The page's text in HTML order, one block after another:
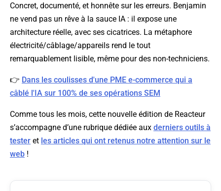
Concret, documenté, et honnête sur les erreurs. Benjamin
ne vend pas un rêve à la sauce IA : il expose une
architecture réelle, avec ses cicatrices. La métaphore
électricité/câblage/appareils rend le tout
remarquablement lisible, même pour des non-techniciens.
👉 Dans les coulisses d'une PME e-commerce qui a
câblé l'IA sur 100% de ses opérations SEM
Comme tous les mois, cette nouvelle édition de Reacteur
s’accompagne d’une rubrique dédiée aux derniers outils à
tester et les articles qui ont retenus notre attention sur le
web !